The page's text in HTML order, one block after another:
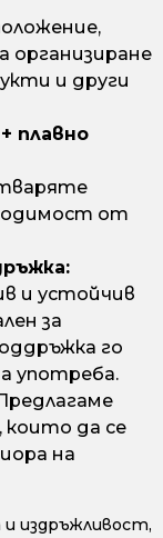
и други
плавно
от
и устойчив
за
го
употреба.
които да се
на
издръжливост,